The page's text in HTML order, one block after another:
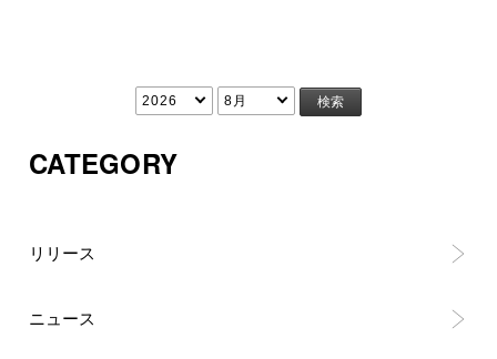
CATEGORY
リリース
ニュース